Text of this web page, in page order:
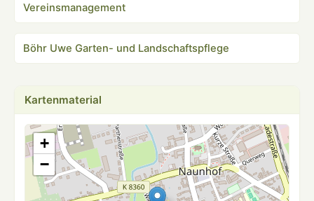
Vereinsmanagement
Böhr Uwe Garten- und Landschaftspflege
Kartenmaterial
+
−